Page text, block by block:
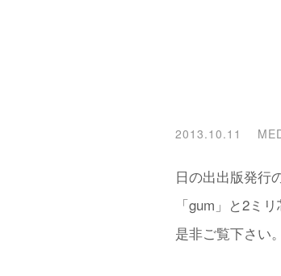
2013.10.11
日の出出版発行
「gum」と2ミ
是非ご覧下さい。